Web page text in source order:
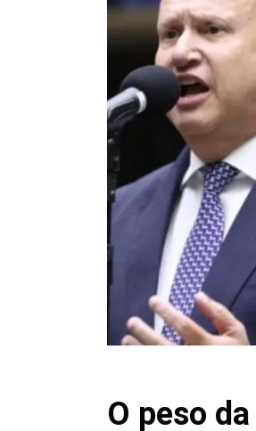
O peso